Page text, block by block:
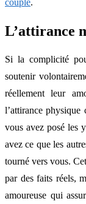
L’attirance
Si la complicité
soutenir
réellement leur
l’attirance physique
vous avez posé les
avez ce que les
tourné vers vous.
par des faits réels,
amoureuse qui